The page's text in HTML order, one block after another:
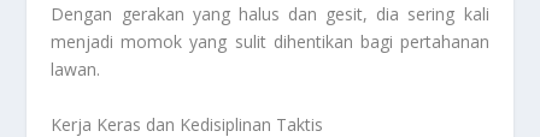
Dengan gerakan yang halus dan gesit, dia sering kali
menjadi momok yang sulit dihentikan bagi pertahanan
lawan.
Kerja Keras dan Kedisiplinan Taktis